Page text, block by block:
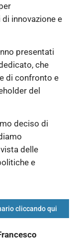
innovazione e
presentati
che
di confronto e
del
deciso di
delle
e
cliccando qui